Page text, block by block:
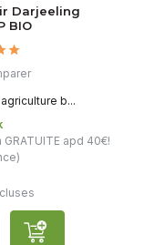
Darjeeling
BIO
b...
GRATUITE apd 40€!